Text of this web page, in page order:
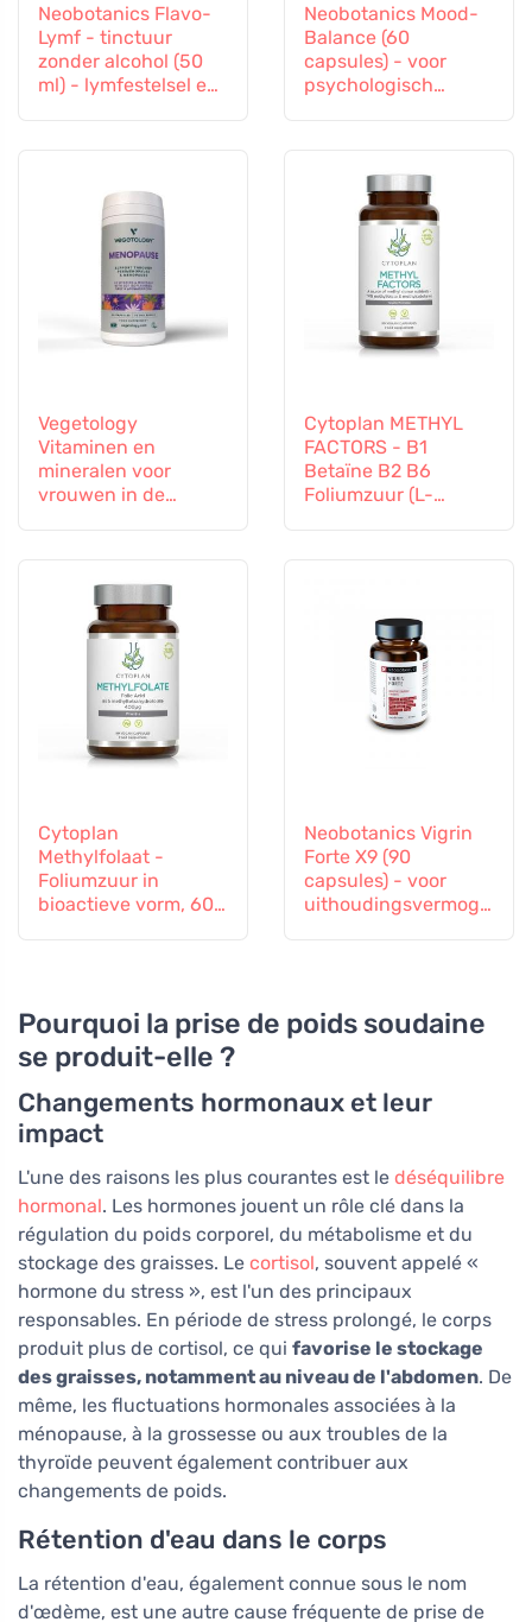
Neobotanics Flavo-
Lymf - tinctuur
zonder alcohol (50
ml) - lymfestelsel en
Neobotanics Mood-
Balance (60
capsules) - voor
psychologisch
Vegetology
Vitaminen en
mineralen voor
vrouwen in de
Cytoplan METHYL
FACTORS - B1
Betaïne B2 B6
Foliumzuur (L-
Cytoplan
Methylfolaat -
Foliumzuur in
bioactieve vorm, 60
Neobotanics Vigrin
Forte X9 (90
capsules) - voor
uithoudingsvermoge
Pourquoi la prise de poids soudaine
se produit-elle ?
Changements hormonaux et leur
impact
L'une des raisons les plus courantes est le déséquilibre
hormonal. Les hormones jouent un rôle clé dans la
régulation du poids corporel, du métabolisme et du
stockage des graisses. Le cortisol, souvent appelé «
hormone du stress », est l'un des principaux
responsables. En période de stress prolongé, le corps
produit plus de cortisol, ce qui favorise le stockage
des graisses, notamment au niveau de l'abdomen. De
même, les fluctuations hormonales associées à la
ménopause, à la grossesse ou aux troubles de la
thyroïde peuvent également contribuer aux
changements de poids.
Rétention d'eau dans le corps
La rétention d'eau, également connue sous le nom
d'œdème, est une autre cause fréquente de prise de